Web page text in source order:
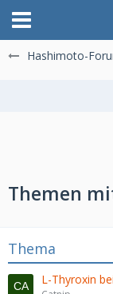
Hashimoto-
Themen
Thema
L-Thyroxin